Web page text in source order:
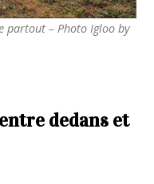
partout – Photo Igloo by
dedans et